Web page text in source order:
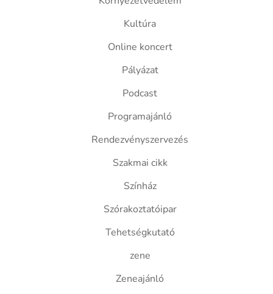
Kultúra
Online koncert
Pályázat
Podcast
Programajánló
Rendezvényszervezés
Szakmai cikk
Színház
Szórakoztatóipar
Tehetségkutató
zene
Zeneajánló